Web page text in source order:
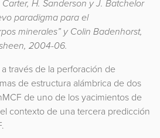
H. Sanderson y J. Batchelor
paradigma para el
minerales” y Colin Badenhorst,
2004-06.
través de la perforación de
de estructura alámbrica de dos
de uno de los yacimientos de
contexto de una tercera predicción